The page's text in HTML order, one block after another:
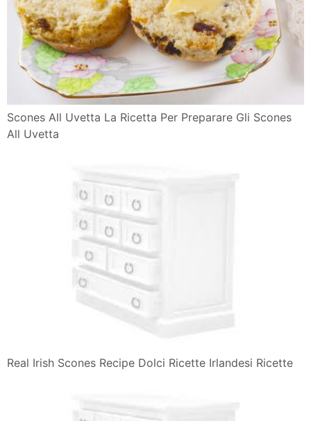
Scones All Uvetta La Ricetta Per Preparare Gli Scones
All Uvetta
Real Irish Scones Recipe Dolci Ricette Irlandesi Ricette